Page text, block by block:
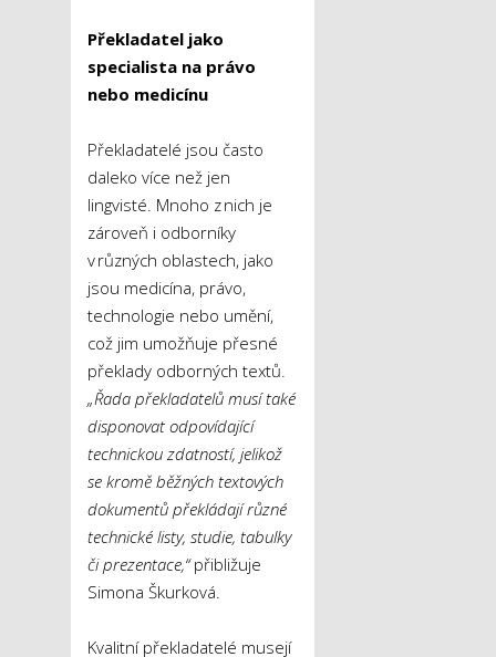
Překladatel jako
specialista na právo
nebo medicínu
Překladatelé jsou často
daleko více než jen
lingvisté. Mnoho z nich je
zároveň i odborníky
v různých oblastech, jako
jsou medicína, právo,
technologie nebo umění,
což jim umožňuje přesné
překlady odborných textů.
„Řada překladatelů musí také
disponovat odpovídající
technickou zdatností, jelikož
se kromě běžných textových
dokumentů překládají různé
technické listy, studie, tabulky
či prezentace,“přibližuje
Simona Škurková.
Kvalitní překladatelé musejí